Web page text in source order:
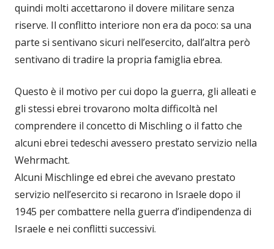
quindi molti accettarono il dovere militare senza
riserve. Il conflitto interiore non era da poco: sa una
parte si sentivano sicuri nell’esercito, dall’altra però
sentivano di tradire la propria famiglia ebrea.
Questo è il motivo per cui dopo la guerra, gli alleati e
gli stessi ebrei trovarono molta difficoltà nel
comprendere il concetto di Mischling o il fatto che
alcuni ebrei tedeschi avessero prestato servizio nella
Wehrmacht.
Alcuni Mischlinge ed ebrei che avevano prestato
servizio nell’esercito si recarono in Israele dopo il
1945 per combattere nella guerra d’indipendenza di
Israele e nei conflitti successivi.